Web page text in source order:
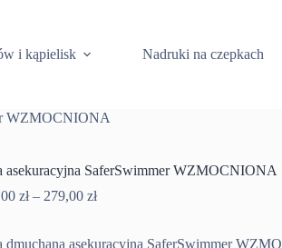
i kąpielisk Nadruki na czepkach
WZMOCNIONA
asekuracyjna SaferSwimmer WZMOCNIONA
zł – 279,00 złZakres
219,00 zł
dmuchana asekuracyjna SaferSwimmer